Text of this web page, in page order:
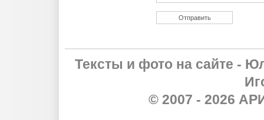
Тексты и фото на сайте -
© 2007 - 2026